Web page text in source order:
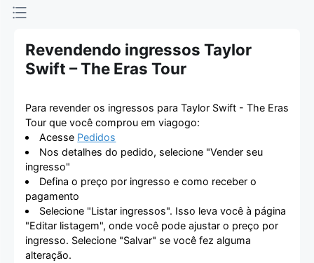
Revendendo ingressos Taylor
Swift – The Eras Tour
Para revender os ingressos para Taylor Swift - The Eras
Tour que você comprou em viagogo:
Acesse Pedidos
Nos detalhes do pedido, selecione "Vender seu
ingresso"
Defina o preço por ingresso e como receber o
pagamento
Selecione "Listar ingressos". Isso leva você à página
"Editar listagem", onde você pode ajustar o preço por
ingresso. Selecione "Salvar" se você fez alguma
alteração.